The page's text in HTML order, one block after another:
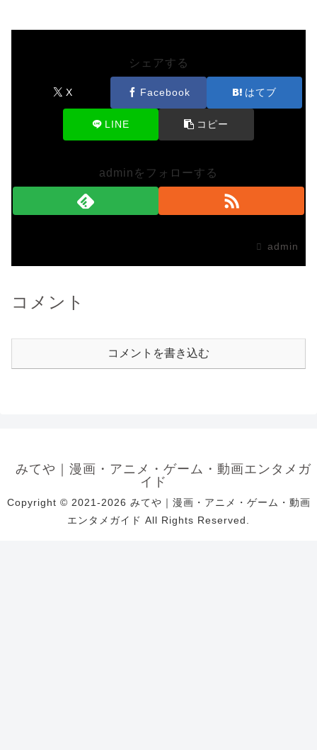
シェアする
X Facebook はてブ
LINE コピー
adminをフォローする
admin
コメント
コメントを書き込む
みてや｜漫画・アニメ・ゲーム・動画エンタメガ
イド
Copyright © 2021-2026 みてや｜漫画・アニメ・ゲーム・動画
エンタメガイド All Rights Reserved.